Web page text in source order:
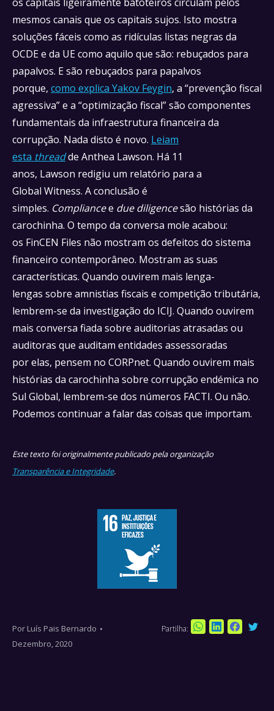
mesmos canais que os capitais sujos. Isto mostra
soluções fáceis como as ridículas listas negras da
OCDE e da UE como aquilo que são: rebuçados para
papalvos. E são rebuçados para papalvos
porque, como explica Yakov Feygin, a “prevenção fiscal
agressiva” e a “optimização fiscal” são componentes
fundamentais da infraestrutura financeira da
corrupção. Nada disto é novo. Leiam
esta threadde Anthea Lawson. Há 11
anos, Lawson redigiu um relatório para a
Global Witness. A conclusão é
simples. Compliancee due diligencesão histórias da
carochinha. O tempo da conversa mole acabou:
os FinCEN Files não mostram os defeitos do sistema
financeiro contemporâneo. Mostram as suas
características. Quando ouvirem mais lenga-
lengas sobre amnistias fiscais e competição tributária,
lembrem-se da investigação do ICIJ. Quando ouvirem
mais conversa fiada sobre auditorias atrasadas ou
auditoras que auditam entidades assessoradas
por elas, pensem no CORPnet. Quando ouvirem mais
histórias da carochinha sobre corrupção endémica no
Sul Global, lembrem-se dos números FACTI. Ou não.
Podemos continuar a falar das coisas que importam.
Este texto foi originalmente publicado pela organização
Transparência e Integridade.
Por Luís Pais Bernardo
Dezembro, 2020
Partilha:
ShareShareShare